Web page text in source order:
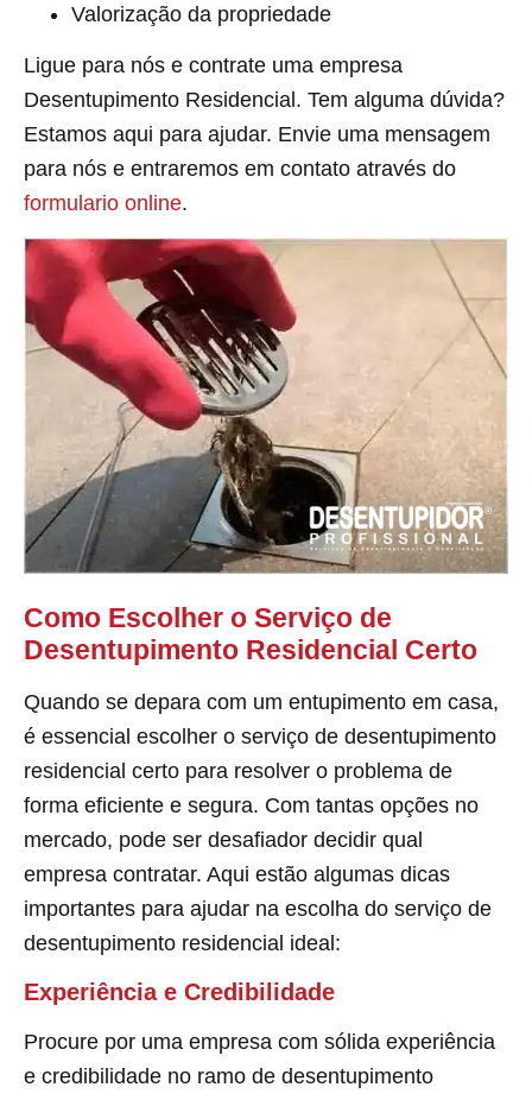
Valorização da propriedade
Ligue para nós e contrate uma empresa
Desentupimento Residencial. Tem alguma dúvida?
Estamos aqui para ajudar. Envie uma mensagem
para nós e entraremos em contato através do
formulario online.
Como Escolher o Serviço de
Desentupimento Residencial Certo
Quando se depara com um entupimento em casa,
é essencial escolher o serviço de desentupimento
residencial certo para resolver o problema de
forma eficiente e segura. Com tantas opções no
mercado, pode ser desafiador decidir qual
empresa contratar. Aqui estão algumas dicas
importantes para ajudar na escolha do serviço de
desentupimento residencial ideal:
Experiência e Credibilidade
Procure por uma empresa com sólida experiência
e credibilidade no ramo de desentupimento